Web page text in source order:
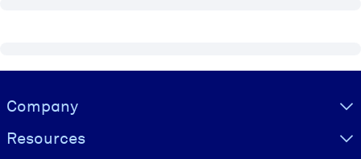
Visually hidden Text
Company
Resources